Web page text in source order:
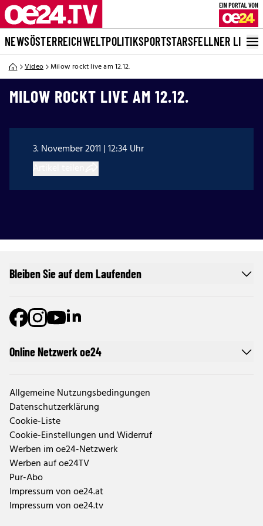
NEWSÖSTERREICHWELTPOLITIKSPORTSTARSFELLNER LIVE
Video Milow rockt live am 12.12.
MILOW ROCKT LIVE AM 12.12.
3. November 2011 | 12:34 Uhr
Online Netzwerk oe24
Allgemeine Nutzungsbedingungen
Datenschutzerklärung
Cookie-Liste
Cookie-Einstellungen und Widerruf
Werben im oe24-Netzwerk
Werben auf oe24TV
Pur-Abo
Impressum von oe24.at
Impressum von oe24.tv
Bleiben Sie auf dem Laufenden